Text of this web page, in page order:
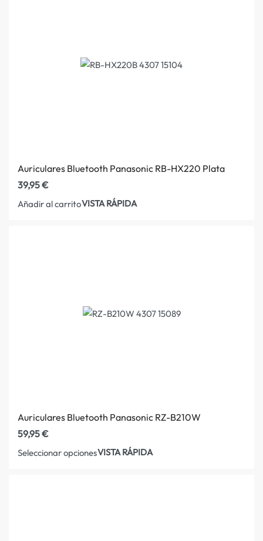
Auriculares Bluetooth Panasonic RB-HX220 Plata
39,95€
Añadir al carritoVISTA RÁPIDA
Auriculares Bluetooth Panasonic RZ-B210W
59,95€
Seleccionar opcionesVISTA RÁPIDA